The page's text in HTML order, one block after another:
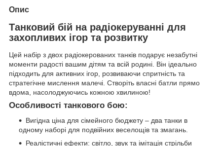
Опис
Танковий бій на радіокеруванні для
захопливих ігор та розвитку
Цей набір з двох радіокерованих танків подарує незабутні
моменти радості вашим дітям та всій родині. Він ідеально
підходить для активних ігор, розвиваючи спритність та
стратегічне мислення малечі. Створіть власні батли прямо
вдома, насолоджуючись кожною хвилиною!
Особливості танкового бою:
Вигідна ціна для сімейного бюджету – два танки в
одному наборі для подвійних веселощів та змагань.
Реалістичні ефекти: світло, звук та імітація стрільби